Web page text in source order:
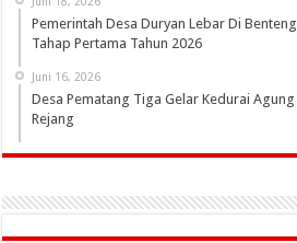
Pemerintah Desa Duryan Lebar Di Benteng
Tahap Pertama Tahun 2026
Juni 16, 2026
Desa Pematang Tiga Gelar Kedurai
Rejang